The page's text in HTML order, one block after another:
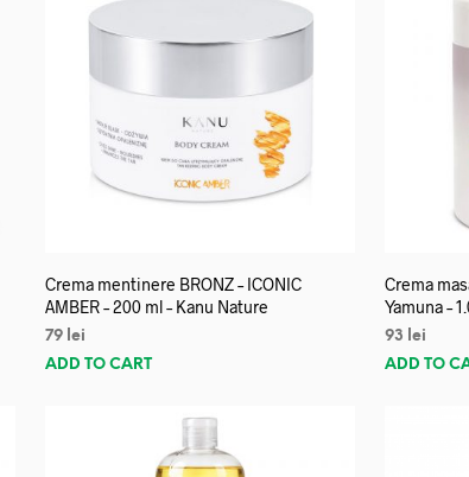
Crema mentinere BRONZ – ICONIC
AMBER – 200 ml – Kanu Nature
79 lei
ADD TO CART
Crema
Yamuna –
93
lei
ADD TO